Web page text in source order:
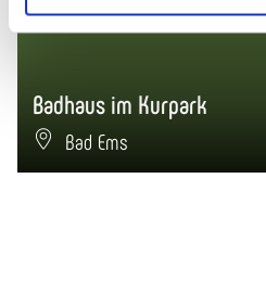
Badhaus im Kurpark
Bad Ems